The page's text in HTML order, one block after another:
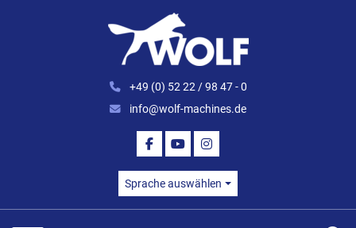
+49 (0) 52 22 / 98 47 - 0
info@wolf-machines.de
FACEBOOK
YOUTUBEINSTAGRAM
Sprache auswählen